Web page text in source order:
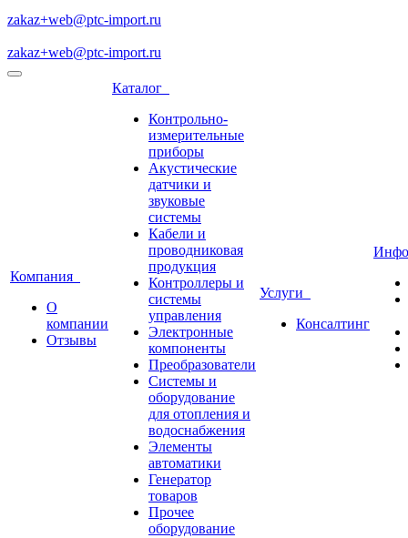
zakaz+web@ptc-import.ru
zakaz+web@ptc-import.ru
Компания
О
компании
Отзывы
Каталог
Контрольно-
измерительные
приборы
Акустические
датчики и
звуковые
системы
Кабели и
проводниковая
продукция
Контроллеры и
системы
управления
Электронные
компоненты
Преобразователи
Системы и
оборудование
для отопления и
водоснабжения
Элементы
автоматики
Генератор
товаров
Прочее
оборудование
Услуги
Консалтинг